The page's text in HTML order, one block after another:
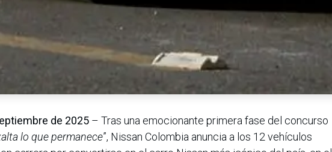
de 2025 – Tras una emocionante primera fase del concurso
lo que permanece”, Nissan Colombia anuncia a los 12 vehículos